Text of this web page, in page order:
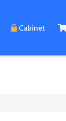
Cabinet